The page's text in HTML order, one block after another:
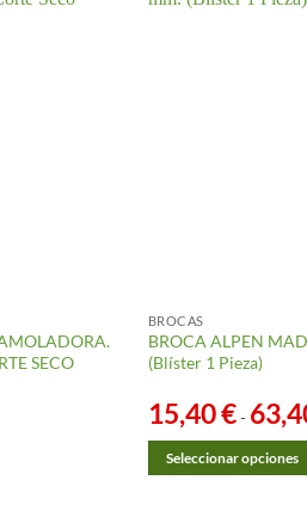
SECO
BROCAS
BROCA ALPEN
(Blíster 1 Pieza)
15,40€-
Seleccionar opciones